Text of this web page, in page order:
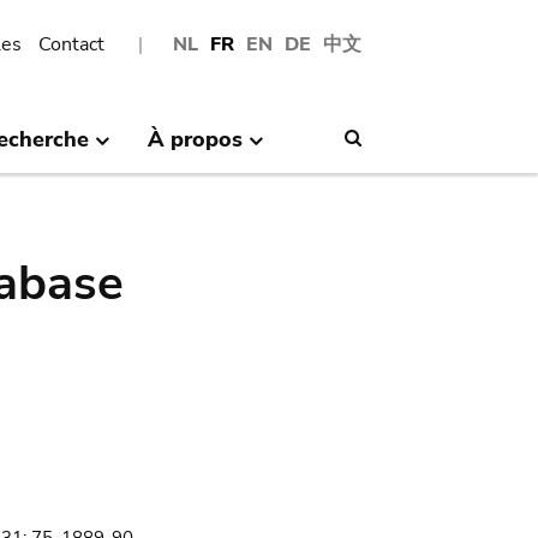
NL FR EN DE 中文
Contact
À propos